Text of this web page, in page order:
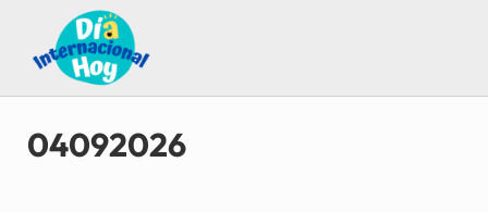
Saltar al contenido principal
Skip to after header navigation
Skip to site footer
Día Internacional Hoy
Guía para saber qué día internacional es hoy
04092026